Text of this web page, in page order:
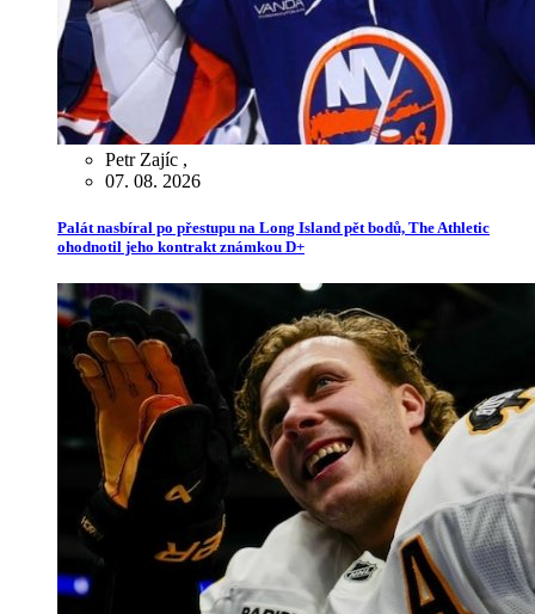
Petr Zajíc ,
07. 08. 2026
Palát nasbíral po přestupu na Long Island pět bodů, The Athletic
ohodnotil jeho kontrakt známkou D+